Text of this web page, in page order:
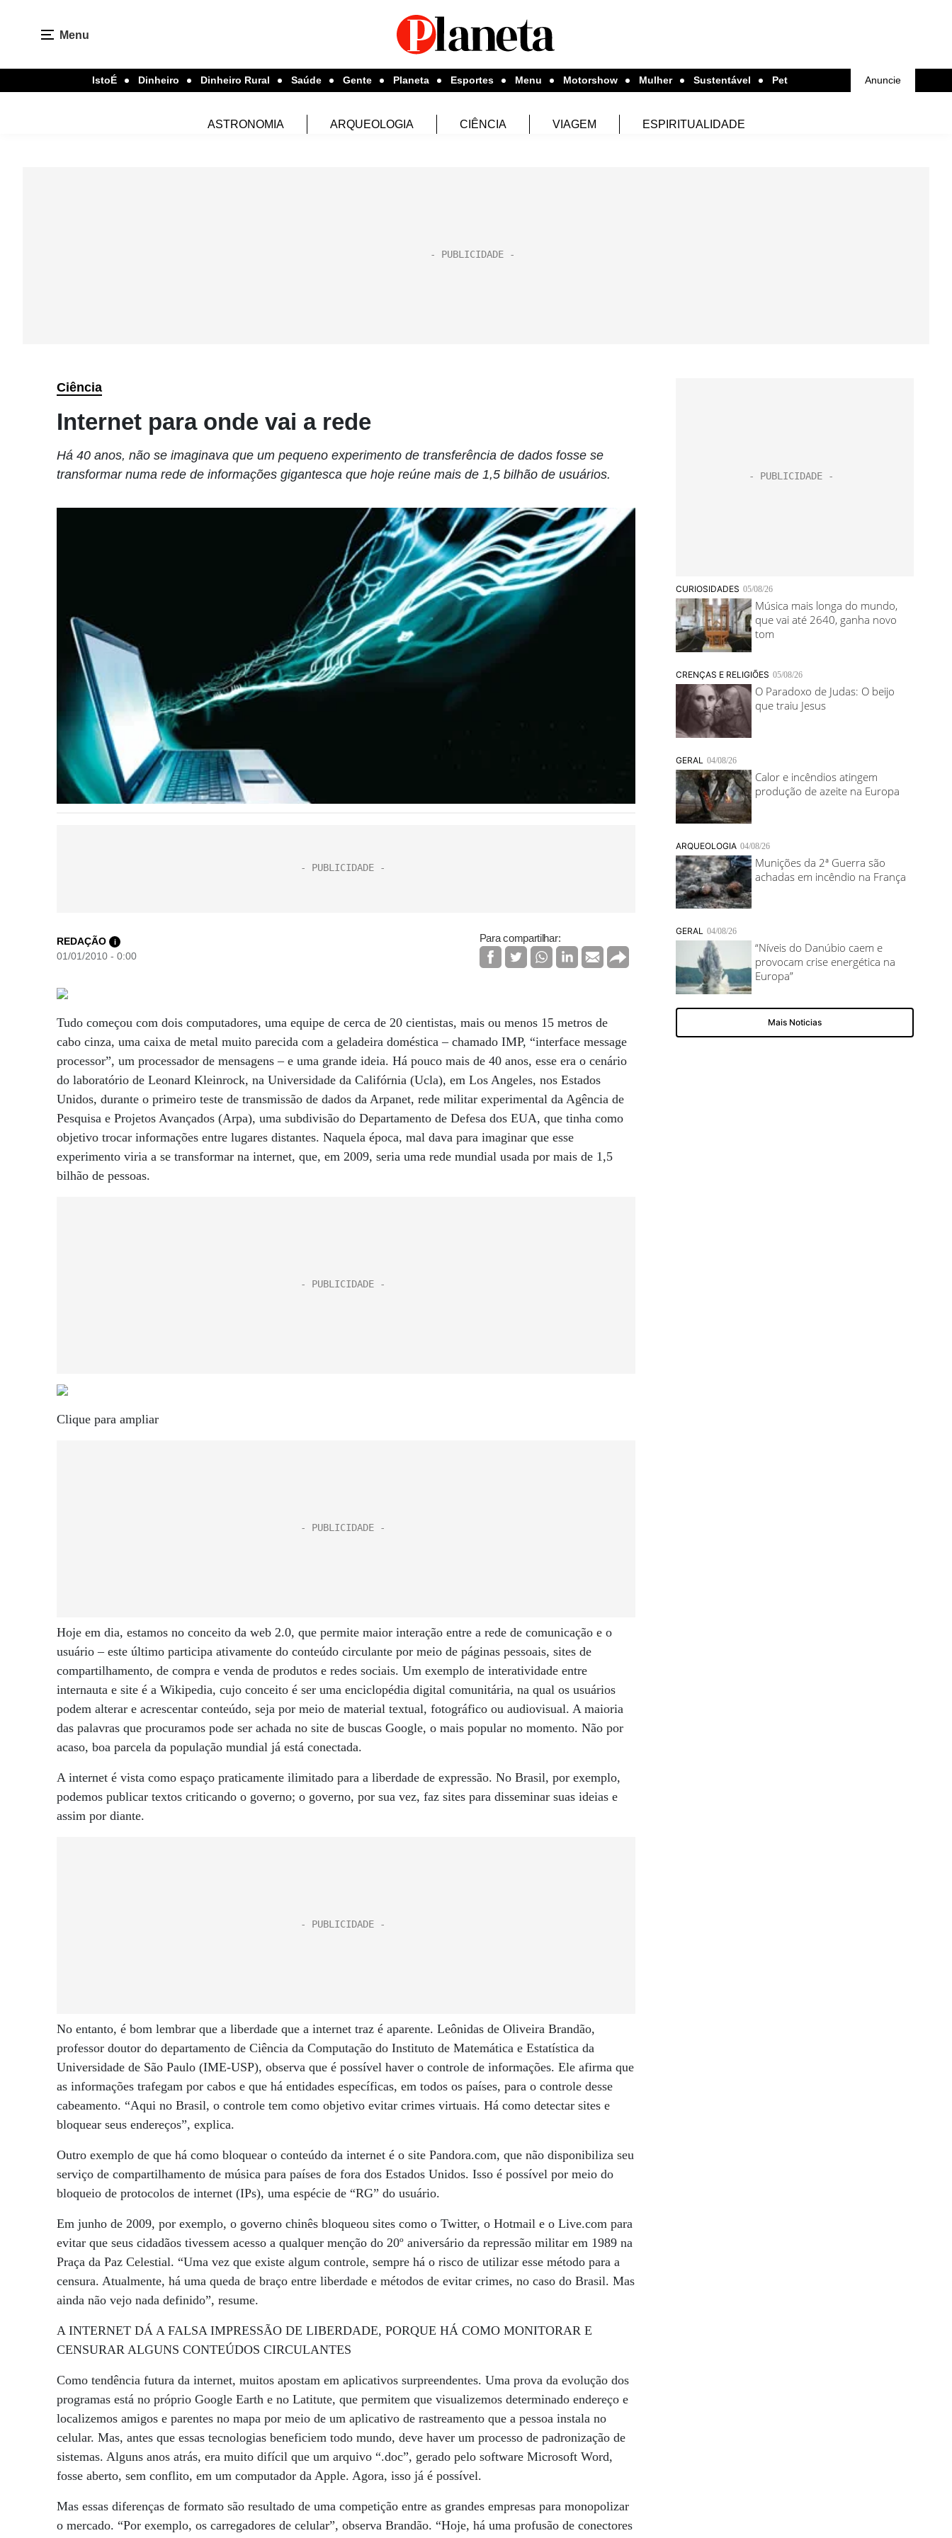
Menu
IstoÉ Dinheiro Dinheiro Rural Saúde Gente Planeta Esportes Menu Motorshow Mulher Sustentável Pet Anuncie
ASTRONOMIA ARQUEOLOGIA CIÊNCIA VIAGEM ESPIRITUALIDADE
Ciência
Internet para onde vai a rede
Há 40 anos, não se imaginava que um pequeno experimento de transferência de dados fosse se
transformar numa rede de informações gigantesca que hoje reúne mais de 1,5 bilhão de usuários.
REDAÇÃO i
01/01/2010 - 0:00
Para compartilhar:
Tudo começou com dois computadores, uma equipe de cerca de 20 cientistas, mais ou menos 15 metros de
cabo cinza, uma caixa de metal muito parecida com a geladeira doméstica – chamado IMP, “interface message
processor”, um processador de mensagens – e uma grande ideia. Há pouco mais de 40 anos, esse era o cenário
do laboratório de Leonard Kleinrock, na Universidade da Califórnia (Ucla), em Los Angeles, nos Estados
Unidos, durante o primeiro teste de transmissão de dados da Arpanet, rede militar experimental da Agência de
Pesquisa e Projetos Avançados (Arpa), uma subdivisão do Departamento de Defesa dos EUA, que tinha como
objetivo trocar informações entre lugares distantes. Naquela época, mal dava para imaginar que esse
experimento viria a se transformar na internet, que, em 2009, seria uma rede mundial usada por mais de 1,5
bilhão de pessoas.
Clique para ampliar
Hoje em dia, estamos no conceito da web 2.0, que permite maior interação entre a rede de comunicação e o
usuário – este último participa ativamente do conteúdo circulante por meio de páginas pessoais, sites de
compartilhamento, de compra e venda de produtos e redes sociais. Um exemplo de interatividade entre
internauta e site é a Wikipedia, cujo conceito é ser uma enciclopédia digital comunitária, na qual os usuários
podem alterar e acrescentar conteúdo, seja por meio de material textual, fotográfico ou audiovisual. A maioria
das palavras que procuramos pode ser achada no site de buscas Google, o mais popular no momento. Não por
acaso, boa parcela da população mundial já está conectada.
A internet é vista como espaço praticamente ilimitado para a liberdade de expressão. No Brasil, por exemplo,
podemos publicar textos criticando o governo; o governo, por sua vez, faz sites para disseminar suas ideias e
assim por diante.
No entanto, é bom lembrar que a liberdade que a internet traz é aparente. Leônidas de Oliveira Brandão,
professor doutor do departamento de Ciência da Computação do Instituto de Matemática e Estatística da
Universidade de São Paulo (IME-USP), observa que é possível haver o controle de informações. Ele afirma que
as informações trafegam por cabos e que há entidades específicas, em todos os países, para o controle desse
cabeamento. “Aqui no Brasil, o controle tem como objetivo evitar crimes virtuais. Há como detectar sites e
bloquear seus endereços”, explica.
Outro exemplo de que há como bloquear o conteúdo da internet é o site Pandora.com, que não disponibiliza seu
serviço de compartilhamento de música para países de fora dos Estados Unidos. Isso é possível por meio do
bloqueio de protocolos de internet (IPs), uma espécie de “RG” do usuário.
Em junho de 2009, por exemplo, o governo chinês bloqueou sites como o Twitter, o Hotmail e o Live.com para
evitar que seus cidadãos tivessem acesso a qualquer menção do 20º aniversário da repressão militar em 1989 na
Praça da Paz Celestial. “Uma vez que existe algum controle, sempre há o risco de utilizar esse método para a
censura. Atualmente, há uma queda de braço entre liberdade e métodos de evitar crimes, no caso do Brasil. Mas
ainda não vejo nada definido”, resume.
A INTERNET DÁ A FALSA IMPRESSÃO DE LIBERDADE, PORQUE HÁ COMO MONITORAR E
CENSURAR ALGUNS CONTEÚDOS CIRCULANTES
Como tendência futura da internet, muitos apostam em aplicativos surpreendentes. Uma prova da evolução dos
programas está no próprio Google Earth e no Latitute, que permitem que visualizemos determinado endereço e
localizemos amigos e parentes no mapa por meio de um aplicativo de rastreamento que a pessoa instala no
celular. Mas, antes que essas tecnologias beneficiem todo mundo, deve haver um processo de padronização de
sistemas. Alguns anos atrás, era muito difícil que um arquivo “.doc”, gerado pelo software Microsoft Word,
fosse aberto, sem conflito, em um computador da Apple. Agora, isso já é possível.
Mas essas diferenças de formato são resultado de uma competição entre as grandes empresas para monopolizar
o mercado. “Por exemplo, os carregadores de celular”, observa Brandão. “Hoje, há uma profusão de conectores